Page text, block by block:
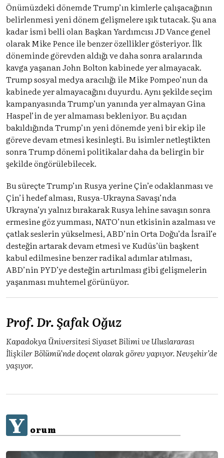
Önümüzdeki dönemde Trump’ın kimlerle çalışacağının
belirlenmesi yeni dönem gelişmelere ışık tutacak. Şu ana
kadar ismi belli olan Başkan Yardımcısı JD Vance genel
olarak Mike Pence ile benzer özellikler gösteriyor. İlk
döneminde görevden aldığı ve daha sonra aralarında
kavga yaşanan John Bolton kabinede yer almayacak.
Trump sosyal medya aracılığı ile Mike Pompeo’nun da
kabinede yer almayacağını duyurdu. Aynı şekilde seçim
kampanyasında Trump’un yanında yer almayan Gina
Haspel’in de yer almaması bekleniyor. Bu açıdan
bakıldığında Trump’ın yeni dönemde yeni bir ekip ile
göreve devam etmesi kesinleşti. Bu isimler netleştikten
sonra Trump dönemi politikalar daha da belirgin bir
şekilde öngörülebilecek.
Bu süreçte Trump’ın Rusya yerine Çin’e odaklanması ve
Çin’i hedef alması, Rusya-Ukrayna Savaşı’nda
Ukrayna’yı yalnız bırakarak Rusya lehine savaşın sonra
ermesine göz yumması, NATO’nun etkisinin azalması ve
çatlak seslerin yükselmesi, ABD’nin Orta Doğu’da İsrail’e
desteğin artarak devam etmesi ve Kudüs’ün başkent
kabul edilmesine benzer radikal adımlar atılması,
ABD’nin PYD’ye desteğin artırılması gibi gelişmelerin
yaşanması muhtemel görünüyor.
Prof. Dr. Şafak Oğuz
Kapadokya Üniversitesi Siyaset Bilimi ve Uluslararası
İlişkiler Bölümü’nde doçent olarak görev yapıyor. Nevşehir’de
yaşıyor.
Y orum